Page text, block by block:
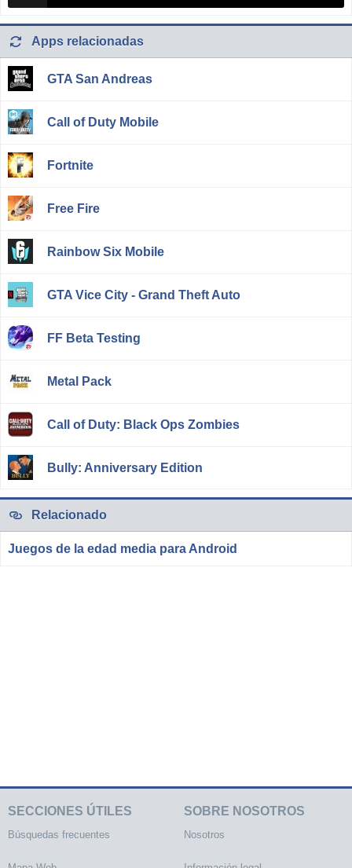
Apps relacionadas
GTA San Andreas
Call of Duty Mobile
Fortnite
Free Fire
Rainbow Six Mobile
GTA Vice City - Grand Theft Auto
FF Beta Testing
Metal Pack
Call of Duty: Black Ops Zombies
Bully: Anniversary Edition
Relacionado
Juegos de la edad media para Android
SECCIONES ÚTILES
Búsquedas frecuentes
SOBRE NOSOTROS
Nosotros